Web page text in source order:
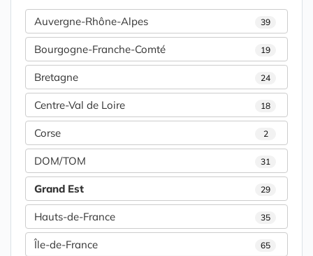
Auvergne-Rhône-Alpes 39
Bourgogne-Franche-Comté 19
Bretagne 24
Centre-Val de Loire 18
Corse 2
DOM/TOM 31
Grand Est 29
Hauts-de-France 35
Île-de-France 65